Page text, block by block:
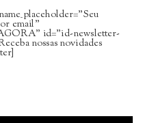
email”
id=”id-newsletter-
nossas novidades